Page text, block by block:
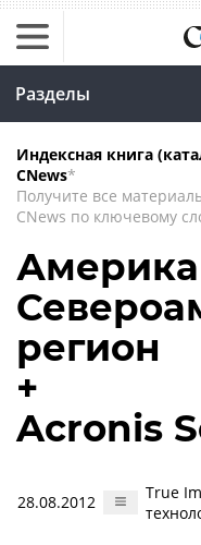
Разделы
Индексная книга
CNews*
Получите все
CNews по ключевому
регион
+
Acronis
28.08.2012
True